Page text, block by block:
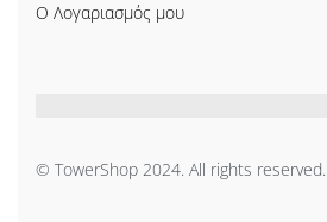
Ο Λογαριασμός μου
© TowerShop 2024. All rights reserved.